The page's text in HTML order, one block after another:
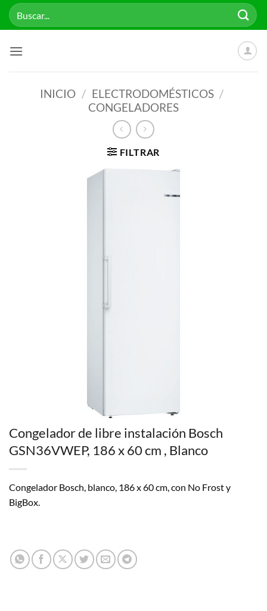
Saltar
Buscar
por:
INICIO / ELECTRODOMÉSTICOS /
CONGELADORES
FILTRAR
Congelador de libre instalación Bosch
GSN36VWEP, 186 x 60 cm , Blanco
Congelador Bosch, blanco, 186 x 60 cm, con No Frost y
BigBox.